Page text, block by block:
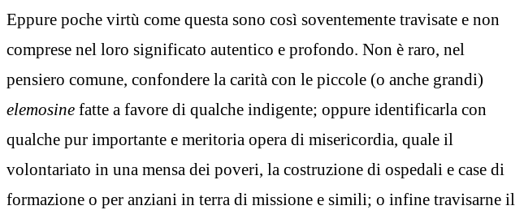
Eppure poche virtù come questa sono così soventemente travisate e non
comprese nel loro significato autentico e profondo. Non è raro, nel
pensiero comune, confondere la carità con le piccole (o anche grandi)
elemosine fatte a favore di qualche indigente; oppure identificarla con
qualche pur importante e meritoria opera di misericordia, quale il
volontariato in una mensa dei poveri, la costruzione di ospedali e case di
formazione o per anziani in terra di missione e simili; o infine travisarne il